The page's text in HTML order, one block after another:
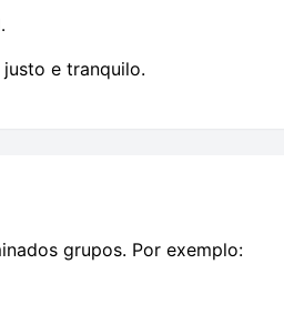
e tranquilo.
grupos. Por exemplo: